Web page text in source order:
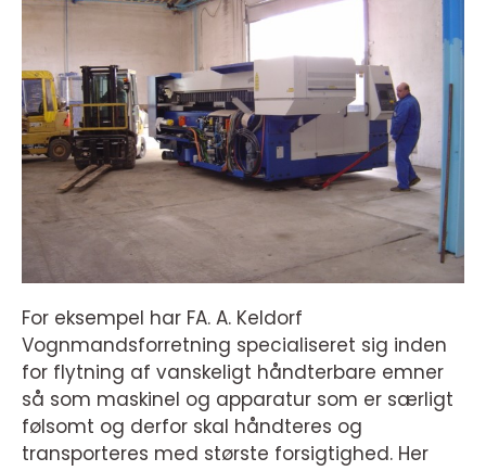
For eksempel har FA. A. Keldorf
Vognmandsforretning specialiseret sig inden
for flytning af vanskeligt håndterbare emner
så som maskinel og apparatur som er særligt
følsomt og derfor skal håndteres og
transporteres med største forsigtighed. Her